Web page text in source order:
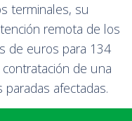
terminales, su
remota de los
de euros para 134
de una
afectadas.